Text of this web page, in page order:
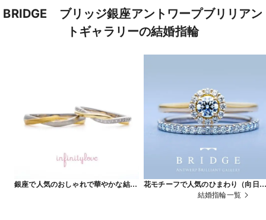
BRIDGE ブリッジ銀座アントワープブリリアン
トギャラリーの結婚指輪
銀座で人気のおしゃれで華やかな結婚
花モチーフで人気のひまわり（向日
葵）＆かわいいハーフエタニティリン
結婚指輪一覧